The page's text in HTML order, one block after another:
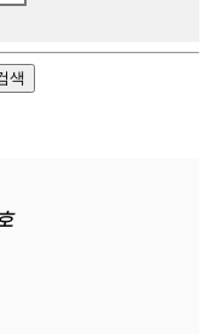
색